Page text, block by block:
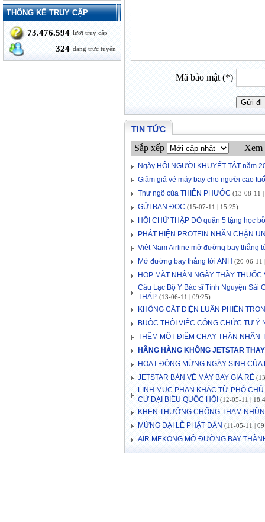
THỐNG KÊ TRUY CẬP
73.476.594 lượt truy cập
324 đang trực tuyến
Mã bảo mật (*)
TIN TỨC
Sắp xếp Xem
Ngày HỘI NGƯỜI KHUYẾT TẬT năm
Giảm giá vé máy bay cho người cao
Thư ngõ của THIÊN PHƯỚC (13-08-11
GỬI BẠN ĐỌC (15-07-11 | 15:25)
HỘI CHỮ THẬP ĐỎ quận 5 tặng học
PHÁT HIỆN PROTEIN NHĂN CHẶN
Việt Nam Airline mở đường bay thẳng
Mở đường bay thẳng tới ANH (20-06-11
HỌP MẶT NHÂN NGÀY THẦY
Câu Lạc Bộ Y Bác sĩ Tình Nguyện Sài
THÁP. (13-06-11 | 09:25)
KHÔNG CẮT ĐIỆN LUÂN PHIÊN
BUỘC THÔI VIỆC CÔNG CHỨC TỰ Ý
THÊM MỘT ĐIỂM CHẠY THẬN NHÂN
HÃNG HÀNG KHÔNG JETSTAR
HOẠT ĐỘNG MỪNG NGÀY SINH CỦA
JETSTAR BÁN VÉ MÁY BAY GIÁ RẺ
LINH MỤC PHAN KHẮC TỪ-PHÓ
CỬ ĐẠI BIỂU QUỐC HỘI (12-05-11 |
KHEN THƯỞNG CHỐNG THAM
MỪNG ĐẠI LỄ PHẬT ĐẢN (11-05-11 |
AIR MEKONG MỞ ĐƯỜNG BAY